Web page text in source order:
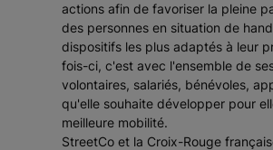
actions afin de favoriser la pleine
des personnes en situation de
dispositifs les plus adaptés à leur
fois-ci, c'est avec l'ensemble de
volontaires, salariés, bénévoles,
qu'elle souhaite développer pour
meilleure mobilité.
StreetCo et la Croix-Rouge